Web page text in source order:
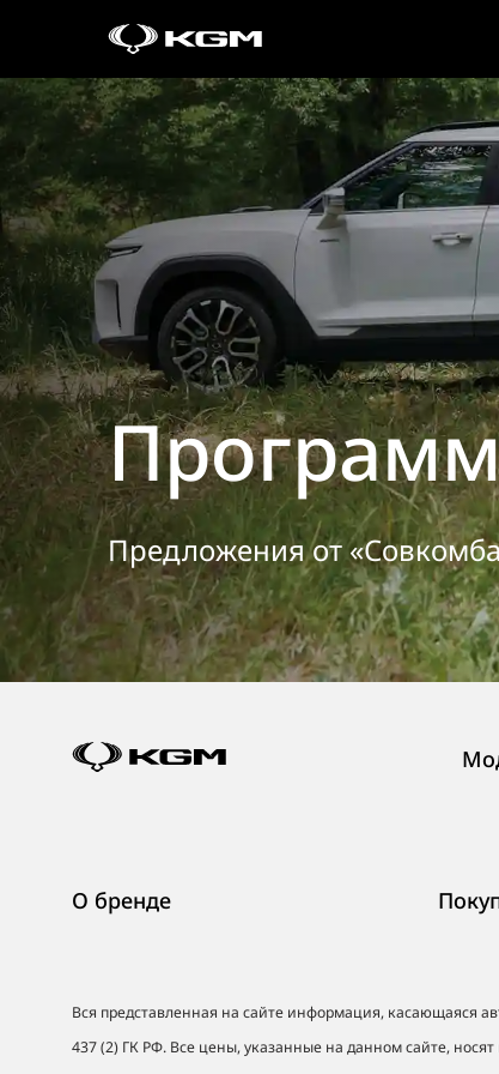
Предложения от
О бренде
Вся представленная на сайте информация, касающаяся
437 (2) ГК РФ. Все цены, указанные на данном сайте,